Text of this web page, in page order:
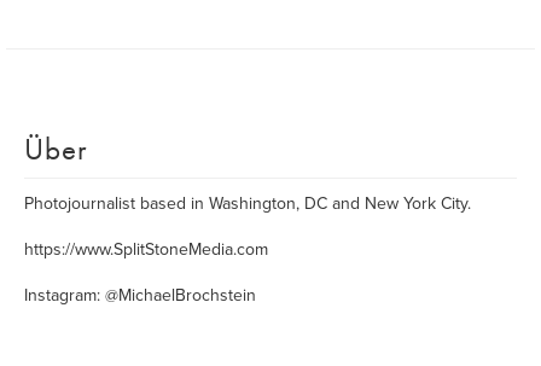
Über
Photojournalist based in Washington, DC and New York City.
https://www.SplitStoneMedia.com
Instagram: @MichaelBrochstein